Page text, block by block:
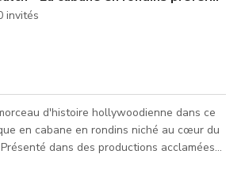
invités
d'histoire hollywoodienne dans ce
en cabane en rondins niché au cœur du
dans des productions acclamées